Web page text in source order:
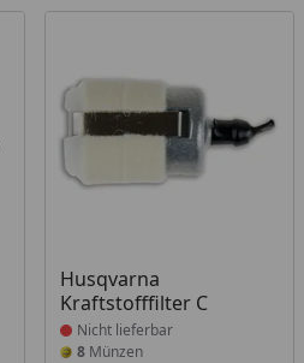
Husqvarna
Kraftstofffilter C
Produkt nicht lieferbar
Nicht lieferbar
8Münzen